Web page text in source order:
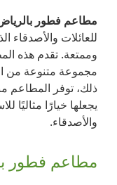
مطاعم فطور
للعائلات والأصدقاء
وممتعة. تقدم هذه
مجموعة متنوعة من
ذلك، توفر المطاعم
يجعلها خيارًا مثاليًا
والأصدقاء.
مطاعم فطور